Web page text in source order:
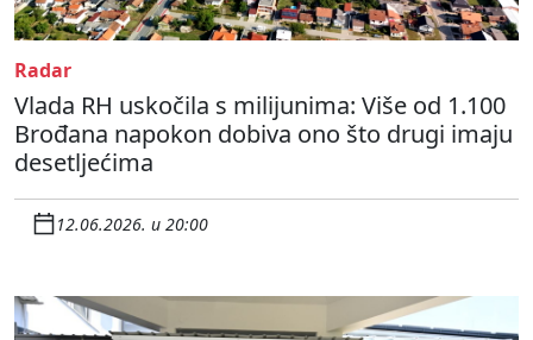
Radar
Vlada RH uskočila s milijunima: Više od 1.100
Brođana napokon dobiva ono što drugi imaju
desetljećima
12.06.2026. u 20:00